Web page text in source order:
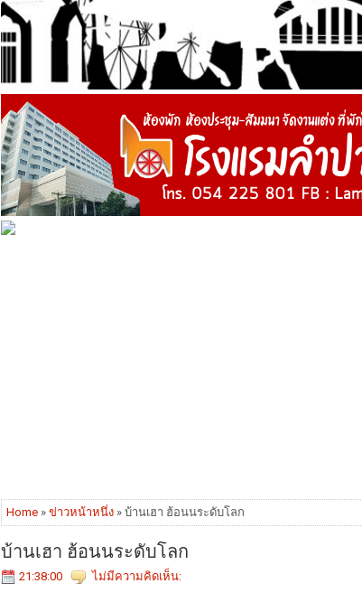
Home » ข่าวหน้าหนึ่ง » บ้านเฮา ฮ้อนนระดับโลก
บ้านเฮา ฮ้อนนระดับโลก
21:38:00 ไม่มีความคิดเห็น: